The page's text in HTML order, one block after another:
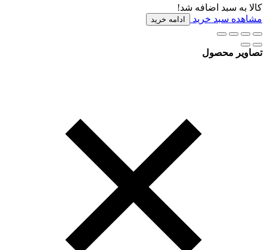
کالا به سبد اضافه شد!
مشاهده سبد خرید
ادامه خرید
تصاویر محصول